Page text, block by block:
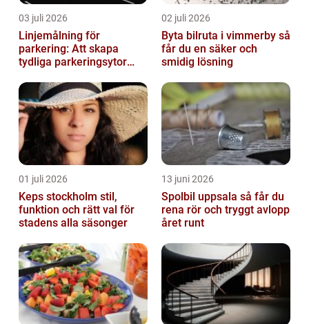
03 juli 2026
Linjemålning för
parkering: Att skapa
tydliga parkeringsytor
parkeringslinjer
02 juli 2026
Byta bilruta i vimmerby så
får du en säker och
smidig lösning
01 juli 2026
Keps stockholm stil,
funktion och rätt val för
stadens alla säsonger
13 juni 2026
Spolbil uppsala så får du
rena rör och tryggt avlopp
året runt